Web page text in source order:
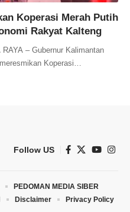
Koperasi Merah Putih
Rakyat Kalteng
– Gubernur Kalimantan
Koperasi…
Follow US
PEDOMAN MEDIA SIBER
Disclaimer Privacy Policy